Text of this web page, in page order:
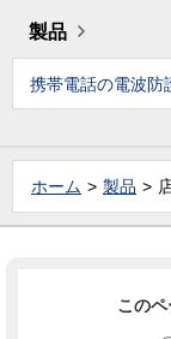
製品
携帯電話の電波防
ホーム 製品
この